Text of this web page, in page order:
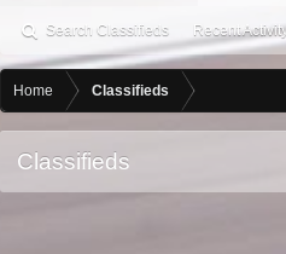
Search Classifieds Recent
Home Classifieds
Classifieds